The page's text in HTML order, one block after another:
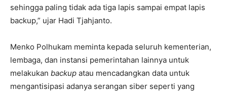
sehingga paling tidak ada tiga lapis sampai empat lapis
backup,” ujar Hadi Tjahjanto.
Menko Polhukam meminta kepada seluruh kementerian,
lembaga, dan instansi pemerintahan lainnya untuk
melakukan backup atau mencadangkan data untuk
mengantisipasi adanya serangan siber seperti yang